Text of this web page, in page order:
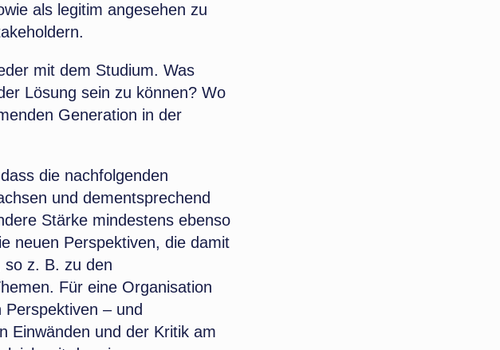
als legitim angesehen zu
mit dem Studium. Was
Lösung sein zu können? Wo
Generation in der
die nachfolgenden
und dementsprechend
Stärke mindestens ebenso
neuen Perspektiven, die damit
so z. B. zu den
Für eine Organisation
– und
Einwänden und der Kritik am